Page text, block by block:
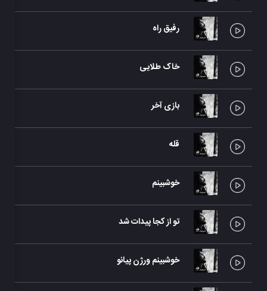
رفیق راه
خاک طلایی
بازی آخر
قله
خوشبینم
تو از کجا پیدات شد
خوشبینم ورژن پیانو